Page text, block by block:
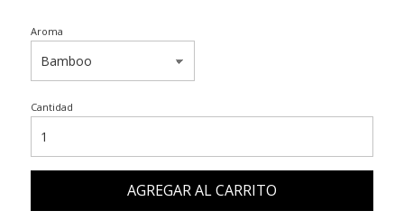
Aroma
Cantidad
AGREGAR AL CARRITO